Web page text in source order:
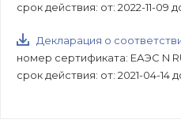
срок действия: от: 2022-11-09
Декларация о
номер сертификата: ЕАЭС N
срок действия: от: 2021-04-14